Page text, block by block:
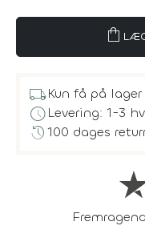
shopping_bag
local_shippingKun få på lager
scheduleLevering: 1-3
history100 dages